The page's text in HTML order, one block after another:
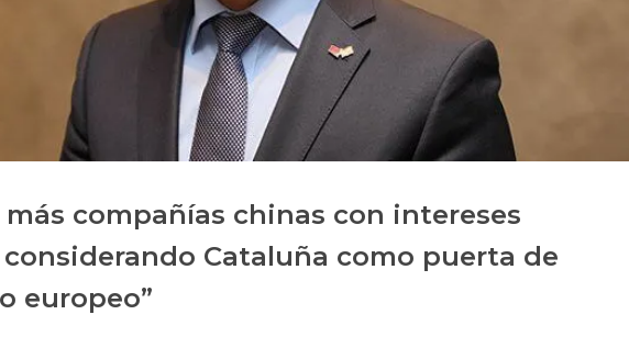
Conoce más
Historia
Galería de Presidentes
Biblioteca Archivo
más compañías chinas con intereses
Cataluña como puerta de
europeo”